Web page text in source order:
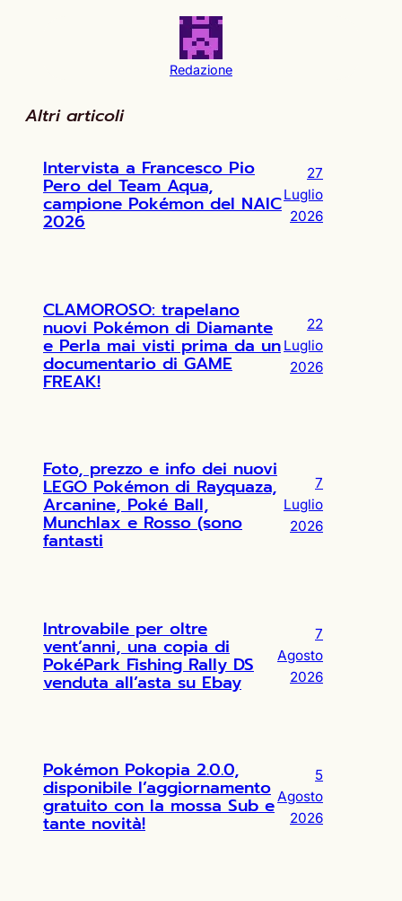
Redazione
Altri articoli
Intervista a Francesco Pio
Pero del Team Aqua,
campione Pokémon del NAIC
2026
27
Luglio
2026
CLAMOROSO: trapelano
nuovi Pokémon di Diamante
e Perla mai visti prima da un
documentario di GAME
FREAK!
22
Luglio
2026
Foto, prezzo e info dei nuovi
LEGO Pokémon di Rayquaza,
Arcanine, Poké Ball,
Munchlax e Rosso (sono
fantasti
7
Luglio
2026
Introvabile per oltre
vent’anni, una copia di
PokéPark Fishing Rally DS
venduta all’asta su Ebay
7
Agosto
2026
Pokémon Pokopia 2.0.0,
disponibile l’aggiornamento
gratuito con la mossa Sub e
tante novità!
5
Agosto
2026